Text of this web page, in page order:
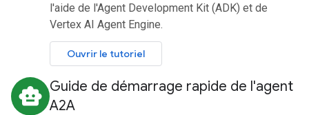
l'aide de l'Agent Development Kit (ADK) et de
Vertex AI Agent Engine.
Ouvrir le tutoriel
smart_toy Guide de démarrage rapide de l'agent
A2A